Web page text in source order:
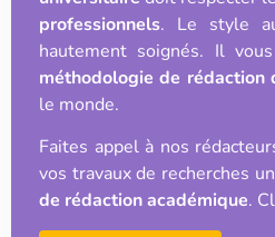
professionnels. Le style
hautement soignés. Il
méthodologie de rédaction
le monde.
Faites appel à nos
vos travaux de recherches
de rédaction académique.